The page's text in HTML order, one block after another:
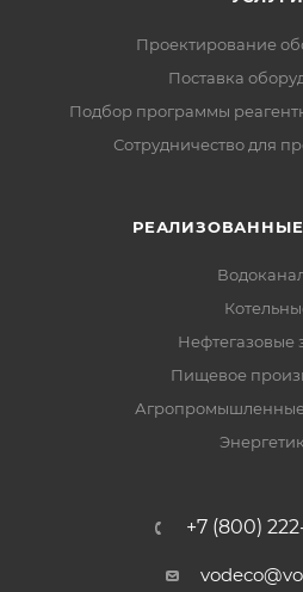
Проектирование
Поставка
Подбор программы
Сотрудничество для
Нефтегазовые
Пищевое
+7 (800)